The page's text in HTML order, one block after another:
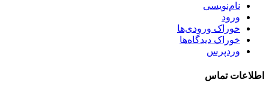
نام‌نویسی
ورود
خوراک ورودی‌ها
خوراک دیدگاه‌ها
وردپرس
اطلاعات تماس